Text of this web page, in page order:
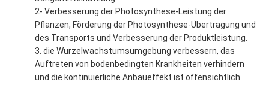
2- Verbesserung der Photosynthese-Leistung der
Pflanzen, Förderung der Photosynthese-Übertragung und
des Transports und Verbesserung der Produktleistung.
3. die Wurzelwachstumsumgebung verbessern, das
Auftreten von bodenbedingten Krankheiten verhindern
und die kontinuierliche Anbaueffekt ist offensichtlich.